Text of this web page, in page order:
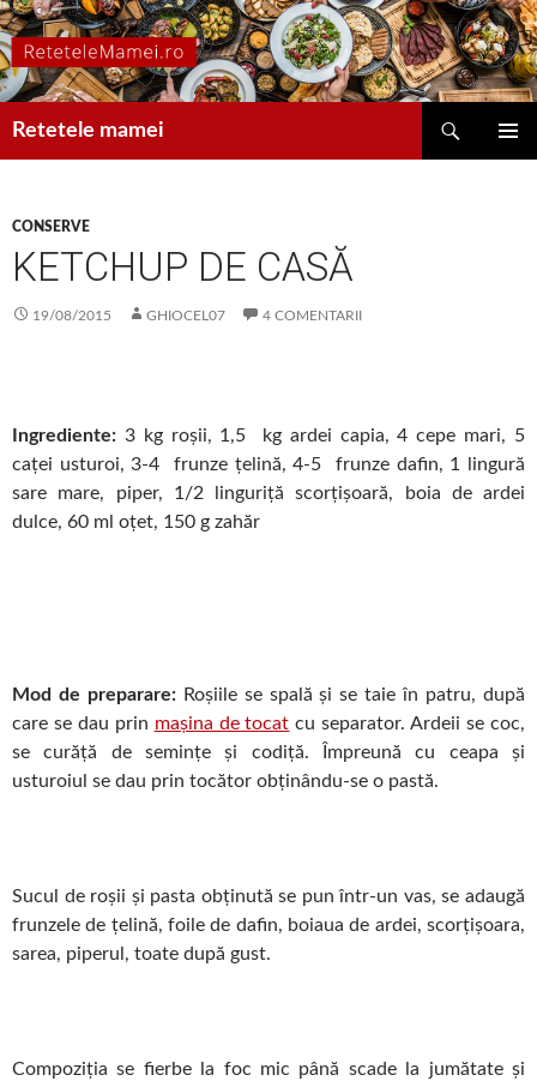
Retetele mamei
CONSERVE
KETCHUP DE CASĂ
19/08/2015 GHIOCEL07 4 COMENTARII
Ingrediente: 3 kg roșii, 1,5 kg ardei capia, 4 cepe mari, 5
caței usturoi, 3-4 frunze țelină, 4-5 frunze dafin, 1 lingură
sare mare, piper, 1/2 linguriță scorțișoară, boia de ardei
dulce, 60 ml oțet, 150 g zahăr
Mod de preparare:Roșiile se spală și se taie în patru, după
care se dau prin mașina de tocat cu separator. Ardeii se coc,
se curăță de semințe și codiță. Împreună cu ceapa și
usturoiul se dau prin tocător obținându-se o pastă.
Sucul de roșii și pasta obținută se pun într-un vas, se adaugă
frunzele de țelină, foile de dafin, boiaua de ardei, scorțișoara,
sarea, piperul, toate după gust.
Compoziția se fierbe la foc mic până scade la jumătate și